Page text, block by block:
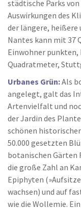
städtische Parks
Auswirkungen des
der längere, heißere
Nantes kann mit 37
Einwohner punkten,
Quadratmeter,
Urbanes Grün:Als
angelegt, galt das
Artenvielfalt und
der Jardin des
schönen
50.000 gesetzten
botanischen Gärten
die große Zahl an
Epiphyten
wachsen) und auf
wie die Wollemie.